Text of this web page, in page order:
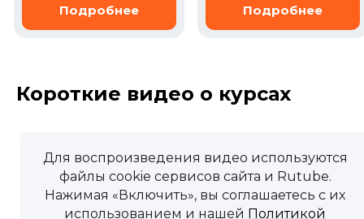
Короткие видео о курсах
Для воспроизведения видео используются
файлы cookie сервисов сайта и Rutube.
Нажимая «Включить», вы соглашаетесь с их
использованием и нашей Политикой